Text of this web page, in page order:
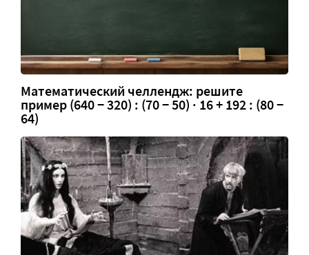
Математический челлендж: решите
пример (640 − 320) : (70 − 50) · 16 + 192 : (80 −
64)